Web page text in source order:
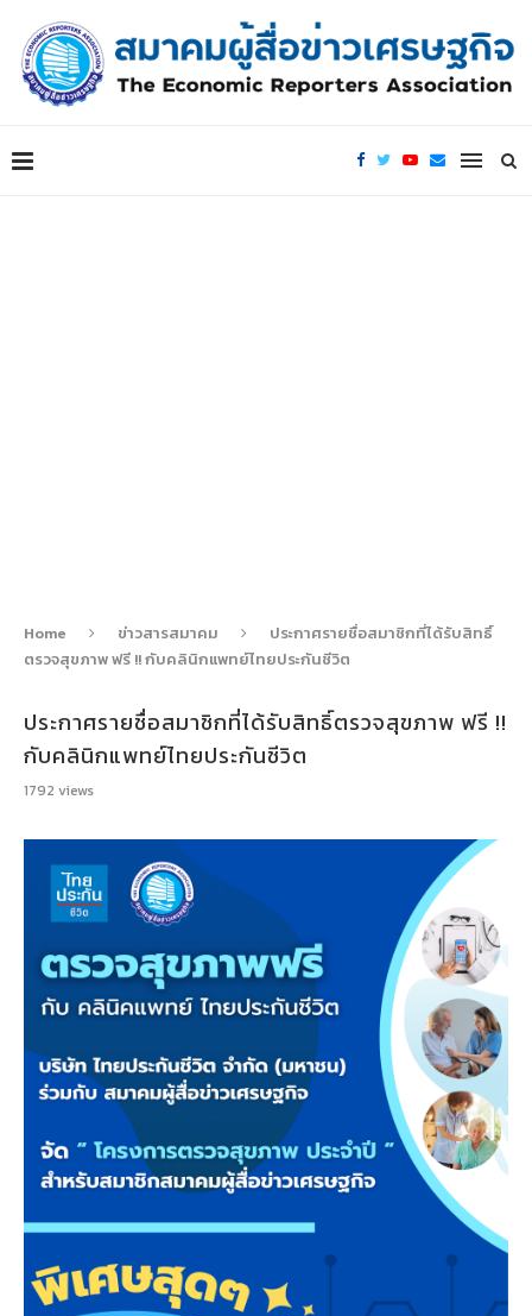
Home ข่าวสารสมาคม
ประกาศรายชื่อสมาชิกที่ได้รับสิทธิ์
ตรวจสุขภาพ ฟรี !! กับคลินิกแพทย์ไทยประกันชีวิต
ประกาศรายชื่อสมาชิกที่ได้รับสิทธิ์ตรวจสุขภาพ ฟรี !!
กับคลินิกแพทย์ไทยประกันชีวิต
1792 views